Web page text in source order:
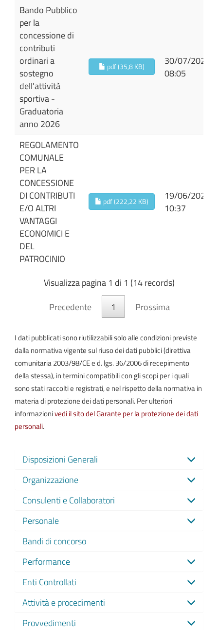
Bando Pubblico
per la
concessione di
contributi
ordinari a
sostegno
dell'attività
sportiva -
Graduatoria
anno 2026
pdf (35,8 KB)
30/07/2026
08:05
REGOLAMENTO
COMUNALE
PER LA
CONCESSIONE
DI CONTRIBUTI
E/O ALTRI
VANTAGGI
ECONOMICI E
DEL
PATROCINIO
pdf (222,22 KB)
19/06/2026
10:37
Visualizza pagina 1 di 1 (14 records)
Precedente
1 Prossima
I dati pubblicati sono riutilizzabili solo alle condizioni previste
dalla normativa vigente sul riuso dei dati pubblici (direttiva
comunitaria 2003/98/CE e d. lgs. 36/2006 di recepimento
della stessa), in termini compatibili con gli scopi per i quali
sono stati raccolti e registrati, e nel rispetto della normativa in
materia di protezione dei dati personali. Per ulteriori
informazionivedi il sito del Garante per la protezione dei dati
personali.
Disposizioni Generali
Organizzazione
Consulenti e Collaboratori
Personale
Bandi di concorso
Performance
Enti Controllati
Attività e procedimenti
Provvedimenti